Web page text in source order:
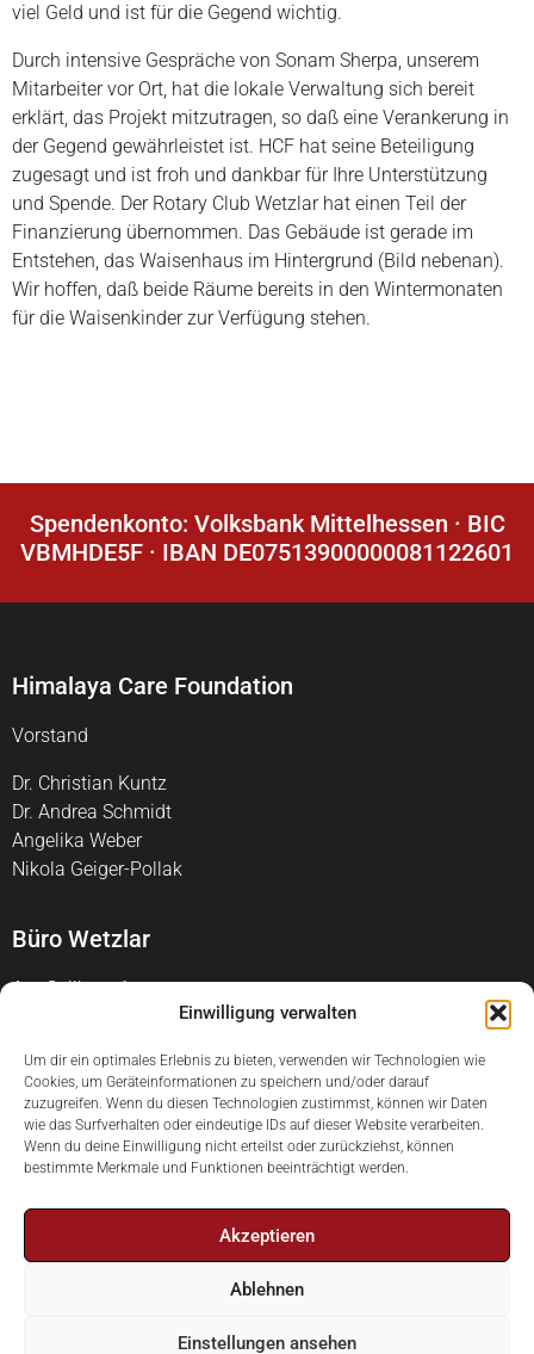
Einwilligung verwalten
Um dir ein optimales Erlebnis zu bieten, verwenden wir Technologien wie
Cookies, um Geräteinformationen zu speichern und/oder darauf
zuzugreifen. Wenn du diesen Technologien zustimmst, können wir Daten
wie das Surfverhalten oder eindeutige IDs auf dieser Website verarbeiten.
Wenn du deine Einwilligung nicht erteilst oder zurückziehst, können
bestimmte Merkmale und Funktionen beeinträchtigt werden.
Akzeptieren
Ablehnen
Einstellungen ansehen
viel Geld und ist für die Gegend wichtig.
Durch intensive Gespräche von Sonam Sherpa, unserem
Mitarbeiter vor Ort, hat die lokale Verwaltung sich bereit
erklärt, das Projekt mitzutragen, so daß eine Verankerung in
der Gegend gewährleistet ist. HCF hat seine Beteiligung
zugesagt und ist froh und dankbar für Ihre Unterstützung
und Spende. Der Rotary Club Wetzlar hat einen Teil der
Finanzierung übernommen. Das Gebäude ist gerade im
Entstehen, das Waisenhaus im Hintergrund (Bild nebenan).
Wir hoffen, daß beide Räume bereits in den Wintermonaten
für die Waisenkinder zur Verfügung stehen.
Spendenkonto: Volksbank Mittelhessen · BIC
VBMHDE5F · IBAN DE07513900000081122601
Himalaya Care Foundation
Vorstand
Dr. Christian Kuntz
Dr. Andrea Schmidt
Angelika Weber
Nikola Geiger-Pollak
Büro Wetzlar
Am Geilberg 1
office@himalayancare.de
Himalayan Care